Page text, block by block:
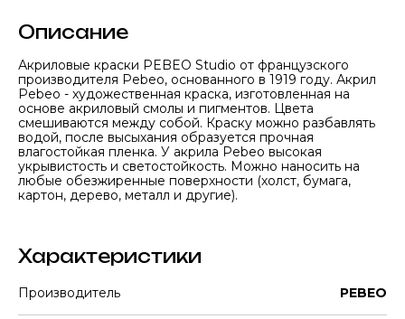
Описание
Акриловые краски PEBEO Studio от французского
производителя Pebeo, основанного в 1919 году. Акрил
Pebeo - художественная краска, изготовленная на
основе акриловый смолы и пигментов. Цвета
смешиваются между собой. Краску можно разбавлять
водой, после высыхания образуется прочная
влагостойкая пленка. У акрила Pebeo высокая
укрывистость и светостойкость. Можно наносить на
любые обезжиренные поверхности (холст, бумага,
картон, дерево, металл и другие).
Характеристики
Производитель PEBEO